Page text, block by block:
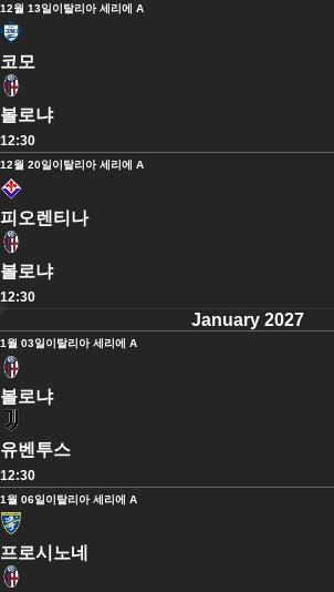
12월 13일이탈리아 세리에 A
코모
볼로냐
12:30
12월 20일이탈리아 세리에 A
피오렌티나
볼로냐
12:30
January 2027
1월 03일이탈리아 세리에 A
볼로냐
유벤투스
12:30
1월 06일이탈리아 세리에 A
프로시노네